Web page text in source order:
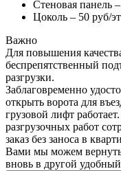
Стеновая панель
Цоколь – 50 руб/
Важно
Для повышения
беспрепятственный
разгрузки.
Заблаговременно
открыть ворота для
грузовой лифт
разгрузочных работ
заказ без заноса в
Вами мы можем вернуть
вновь в другой